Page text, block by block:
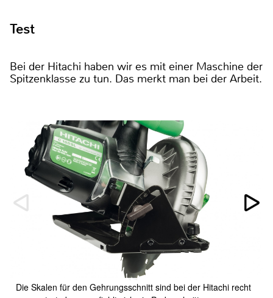
Test
Bei der Hitachi haben wir es mit einer Maschine der
Spitzenklasse zu tun. Das merkt man bei der Arbeit.
Die Skalen für den Gehrungsschnitt sind bei der Hitachi recht